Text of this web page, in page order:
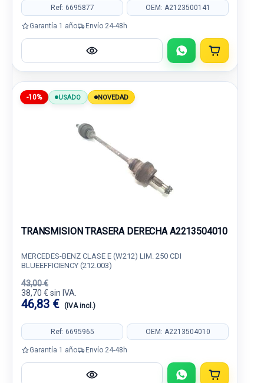
Ref: 6695877 OEM: A2123500141
Garantía 1 año Envío 24-48h
-10% USADO NOVEDAD
TRANSMISION TRASERA DERECHA A2213504010
MERCEDES-BENZ CLASE E (W212) LIM. 250 CDI
BLUEEFFICIENCY (212.003)
43,00 €
38,70 € sin IVA.
46,83 € (IVA incl.)
Ref: 6695965 OEM: A2213504010
Garantía 1 año Envío 24-48h